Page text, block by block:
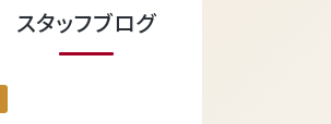
スタッフブログ